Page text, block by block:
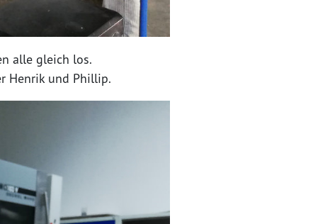
alle gleich los.
Henrik und Phillip.